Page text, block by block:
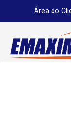
Área do